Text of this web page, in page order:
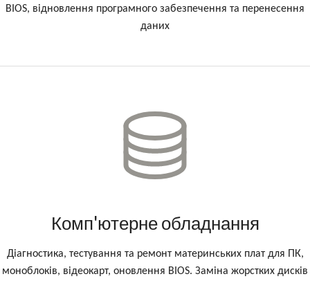
BIOS, відновлення програмного забезпечення та перенесення
даних
Комп'ютерне обладнання
Діагностика, тестування та ремонт материнських плат для ПК,
моноблоків, відеокарт, оновлення BIOS. Заміна жорстких дисків